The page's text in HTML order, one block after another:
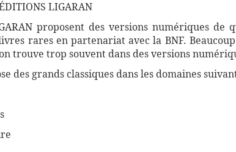
LIGARAN
proposent des versions numériques
rares en partenariat avec la BNF.
trouve trop souvent dans des versions
des grands classiques dans les domaines